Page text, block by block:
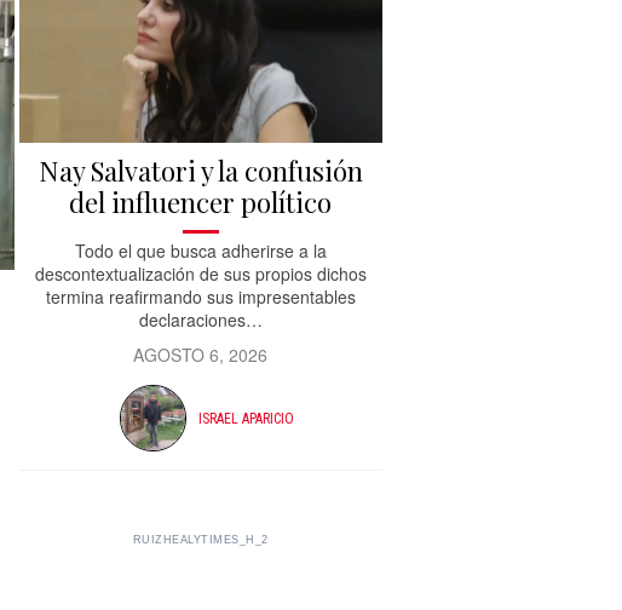
Nay Salvatori y la confusión
del influencer político
Todo el que busca adherirse a la
descontextualización de sus propios dichos
termina reafirmando sus impresentables
declaraciones…
AGOSTO 6, 2026
ISRAEL APARICIO
RUIZHEALYTIMES_H_2